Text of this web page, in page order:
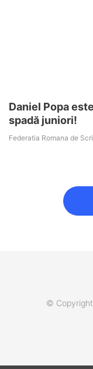
Daniel Popa
spadă juniori!
Federatia Romana de
©